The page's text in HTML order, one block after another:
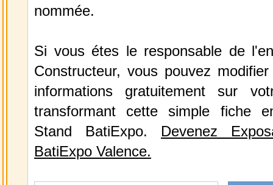
nommée.
Si vous étes le responsable de
Constructeur, vous pouvez
informations gratuitement sur
transformant cette simple fiche
Stand BatiExpo. Devenez
BatiExpo Valence.